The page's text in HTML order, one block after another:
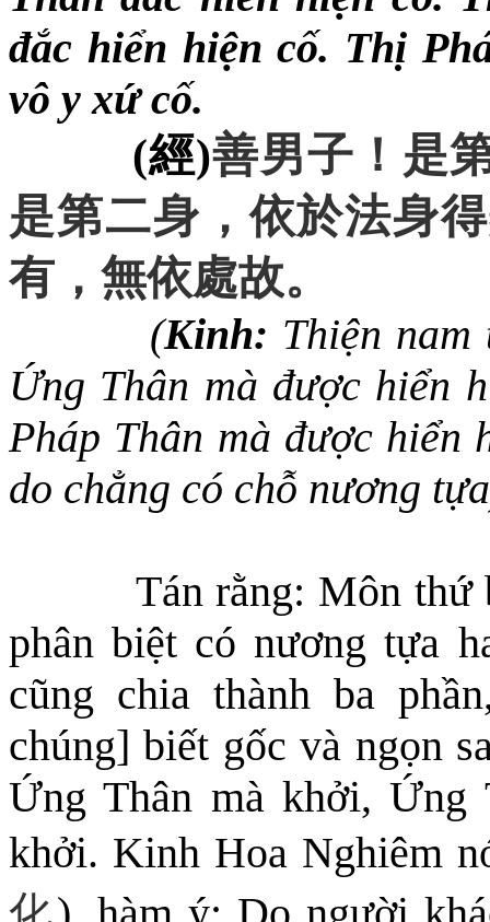
đắc hiển hiện cố. Thị
vô y xứ cố.
(經)善男子 ！ 是
是第二身 ，依於法身
有 ， 無依處故。
(Kinh: Thiện
Ứng Thân mà được hiển
Pháp Thân mà được hiển
do chẳng có chỗ nương
Tán rằng: Môn
phân biệt có nương tựa
cũng chia thành ba
chúng] biết gốc và ngọn
Ứng Thân mà khởi, Ứng
khởi. Kinh Hoa Nghiêm